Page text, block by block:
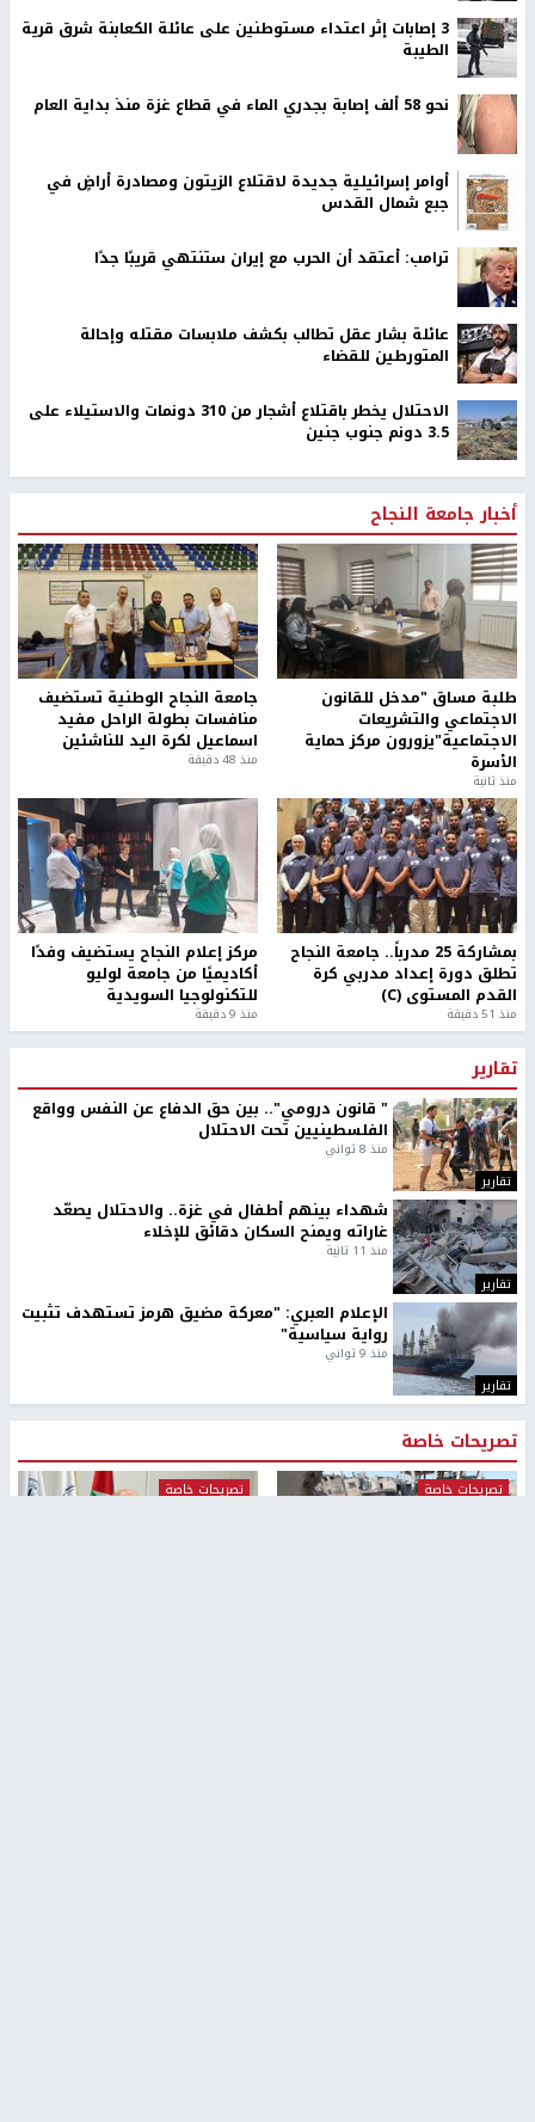
‏3 إصابات إثر اعتداء مستوطنين على عائلة الكعابنة شرق قرية
الطيبة
نحو 58 ألف إصابة بجدري الماء في قطاع غزة منذ بداية العام
أوامر إسرائيلية جديدة لاقتلاع الزيتون ومصادرة أراضٍ في
جبع شمال القدس
ترامب: أعتقد أن الحرب مع إيران ستنتهي قريبًا جدًا
عائلة بشار عقل تطالب بكشف ملابسات مقتله وإحالة
المتورطين للقضاء
الاحتلال يخطر باقتلاع أشجار من 310 دونمات والاستيلاء على
3.5 دونم جنوب جنين
أخبار جامعة النجاح
طلبة مساق "مدخل للقانون
الاجتماعي والتشريعات
الاجتماعية"يزورون مركز حماية
الأسرة
منذ ثانية
جامعة النجاح الوطنية تستضيف
منافسات بطولة الراحل مفيد
اسماعيل لكرة اليد للناشئين
منذ 48 دقيقة
بمشاركة 25 مدرباً.. جامعة النجاح
تطلق دورة إعداد مدربي كرة
القدم المستوى (C)
منذ 51 دقيقة
مركز إعلام النجاح يستضيف وفدًا
أكاديميًا من جامعة لوليو
للتكنولوجيا السويدية
منذ 9 دقيقة
تقارير
تقارير
" قانون درومي".. بين حق الدفاع عن النفس وواقع
الفلسطينيين تحت الاحتلال
منذ 8 ثواني
تقارير
شهداء بينهم أطفال في غزة.. والاحتلال يصعّد
غاراته ويمنح السكان دقائق للإخلاء
منذ 11 ثانية
تقارير
الإعلام العبري: "معركة مضيق هرمز تستهدف تثبيت
رواية سياسية"
منذ 9 ثواني
تصريحات خاصة
تصريحات خاصة تصريحات خاصة